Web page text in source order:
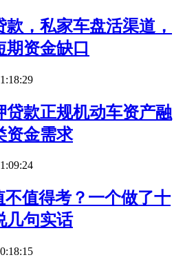
，私家车盘活渠道，
期资金缺口
贷款正规机动车资产融
资金需求
不值得考？一个做了十
几句实话